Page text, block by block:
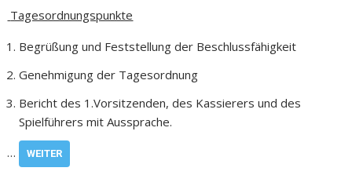
Tagesordnungspunkte
Begrüßung und Feststellung der Beschlussfähigkeit
Genehmigung der Tagesordnung
Bericht des 1.Vorsitzenden, des Kassierers und des
Spielführers mit Aussprache.
…
WEITER